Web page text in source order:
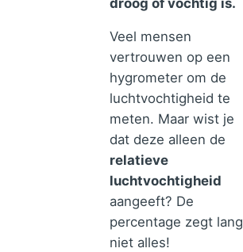
Veel mensen
vertrouwen op een
hygrometer om de
luchtvochtigheid te
meten. Maar wist je
dat deze alleen de
relatieve
luchtvochtigheid
aangeeft? De
percentage zegt lang
niet alles!